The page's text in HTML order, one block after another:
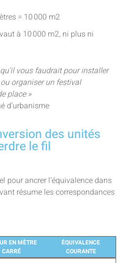
= 10 000 m2
à 10 000 m2, ni plus ni
qu’il vous faudrait pour installer
organiser un festival
place »
d’urbanisme
des unités
le fil
pour ancrer l’équivalence dans
résume les correspondances
EN MÈTRE
CARRÉ
ÉQUIVALENCE
COURANTE